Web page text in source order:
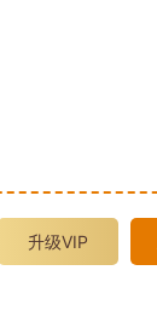
升级VIP